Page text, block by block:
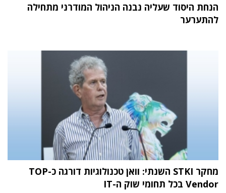
הנחת היסוד שעליה נבנה הניהול המודרני מתחילה
להתערער
מחקר STKI השנתי: וואן טכנולוגיות דורגה כ-TOP
Vendor בכל תחומי שוק ה-IT